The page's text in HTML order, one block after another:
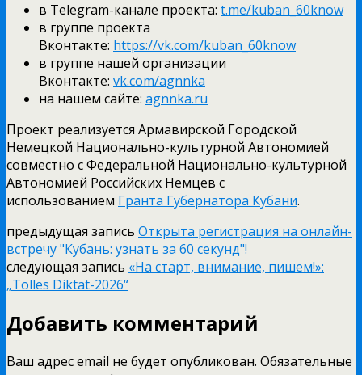
в Telegram-канале проекта: t.me/kuban_60know
в группе проекта
Вконтакте: https://vk.com/kuban_60know
в группе нашей организации
Вконтакте: vk.com/agnnka
на нашем сайте: agnnka.ru
Проект реализуется Армавирской Городской
Немецкой Национально-культурной Автономией
совместно с Федеральной Национально-культурной
Автономией Российских Немцев с
использованием Гранта Губернатора Кубани.
предыдущая запись Открыта регистрация на онлайн-
встречу "Кубань: узнать за 60 секунд"!
следующая запись «На старт, внимание, пишем!»:
„Tolles Diktat-2026“
Добавить комментарий
Ваш адрес email не будет опубликован. Обязательные